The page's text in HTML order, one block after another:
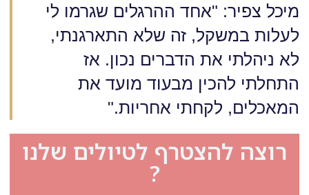
מיכל צפיר: "אחד ההרגלים שגרמו לי
לעלות במשקל, זה שלא התארגנתי,
לא ניהלתי את הדברים נכון. אז
התחלתי להכין מבעוד מועד את
המאכלים, לקחתי אחריות."
רוצה להצטרף לטיולים שלנו
?